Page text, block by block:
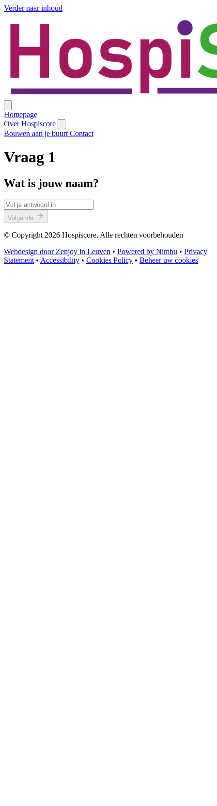
Verder naar inhoud
Homepage
Over Hospiscore
Bouwen aan je buurt Contact
Vraag 1
Wat is jouw naam?
Volgende
© Copyright 2026 Hospiscore, Alle rechten voorbehouden
Webdesign door Zenjoy in Leuven • Powered by Nimbu • Privacy
Statement • Accessibility • Cookies Policy • Beheer uw cookies